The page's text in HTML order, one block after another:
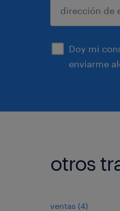
Doy mi
enviarme
enviar
otros
ventas (4)